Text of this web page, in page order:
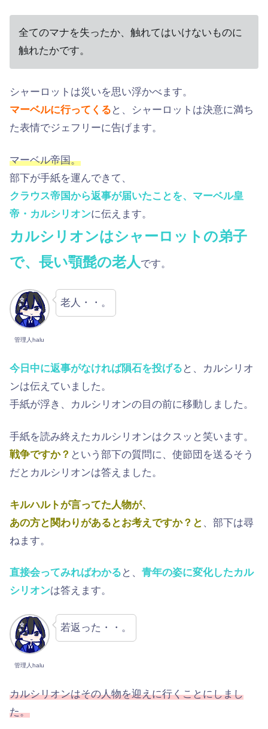
全てのマナを失ったか、触れてはいけないものに
触れたかです。
シャーロットは災いを思い浮かべます。
マーベルに行ってくる と、シャーロットは決意に満ち
た表情でジェフリーに告げます。
マーベル帝国。
部下が手紙を運んできて、
クラウス帝国から返事が届いたことを、マーベル皇
帝・カルシリオンに伝えます。
カルシリオンはシャーロットの弟子
で、長い顎髭の老人 です。
管理人halu
老人・・。
今日中に返事がなければ隕石を投げる と、カルシリオ
ンは伝えていました。
手紙が浮き、カルシリオンの目の前に移動しました。
手紙を読み終えたカルシリオンはクスッと笑います。
戦争ですか？ という部下の質問に、使節団を送るそう
だとカルシリオンは答えました。
キルハルトが言ってた人物が、
あの方と関わりがあるとお考えですか？と 、部下は尋
ねます。
直接会ってみればわかる と、 青年の姿に変化したカル
シリオンは答えます。
管理人halu
若返った・・。
カルシリオンはその人物を迎えに行くことにしまし
た。